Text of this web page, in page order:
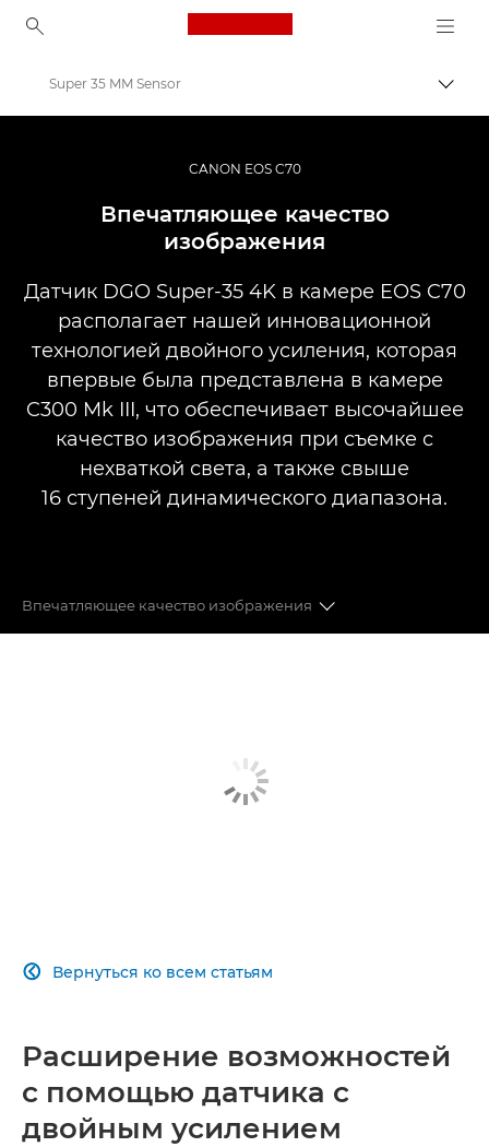
Canon Logo, back to
Кинокамеры и видеокамеры
EOS C70
Super 35 MM Sensor
CANON EOS C70
Впечатляющее качество
изображения
Датчик DGO Super-35 4K в камере EOS C70
располагает нашей инновационной
технологией двойного усиления, которая
впервые была представлена в камере
C300 Mk III, что обеспечивает высочайшее
качество изображения при съемке с
нехваткой света, а также свыше
16 ступеней динамического диапазона.
Впечатляющее качество изображения
ПОДДЕРЖИВАЕМЫЕ ФУНКЦИИ
Вернуться ко всем статьям

Расширение возможностей
с помощью датчика с
двойным усилением